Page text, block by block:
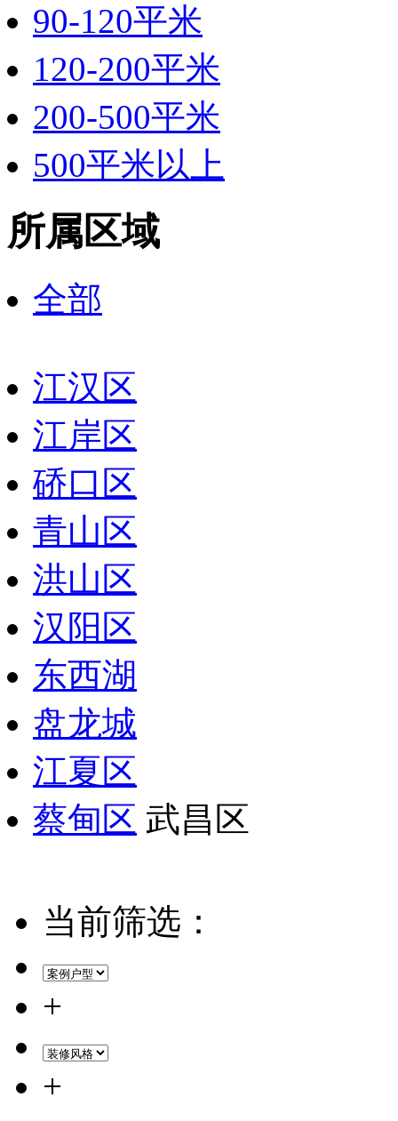
90-120平米
120-200平米
200-500平米
500平米以上
所属区域
全部
江汉区
江岸区
硚口区
青山区
洪山区
汉阳区
东西湖
盘龙城
江夏区
蔡甸区 武昌区
当前筛选：
+
+